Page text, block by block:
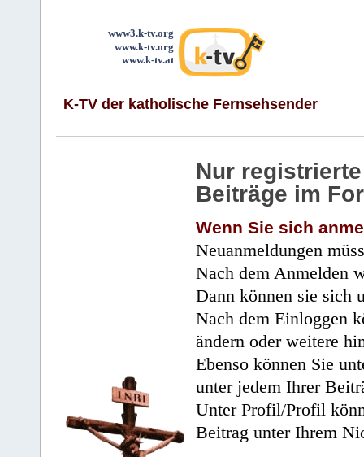
www3.k-tv.org
www.k-tv.org
www.k-tv.at
K-TV der katholische Fernsehsender
Nur
Beiträge im
Wenn Sie sich
Neuanmeldungen
Nach dem Anmelden
Dann können sie sich
Nach dem Einloggen
ändern oder weitere
Ebenso können Sie
unter jedem Ihrer
Unter Profil/Profil
Beitrag unter Ihrem